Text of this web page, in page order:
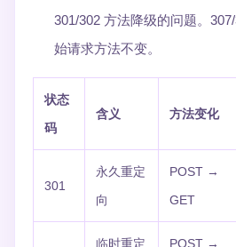
301/302 方法降级的问题。
始请求方法不变。
状态
码
含义 方法变化
301
永久重定
向
POST →
GET
临时重定
POST →